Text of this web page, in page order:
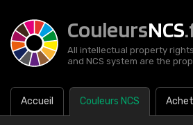
CouleursNCS
All intellectual property
and NCS system are the
Accueil Couleurs NCS